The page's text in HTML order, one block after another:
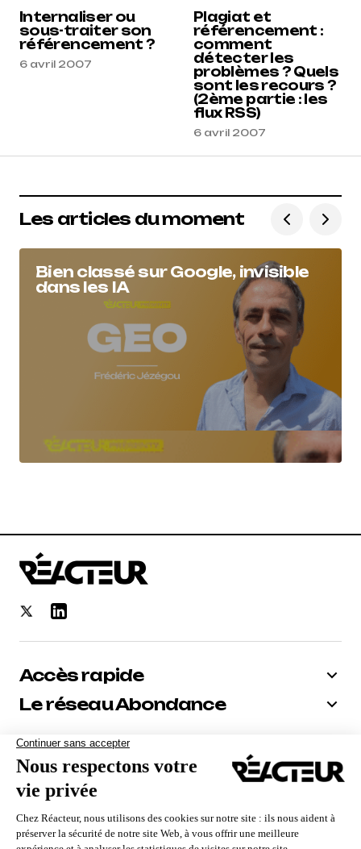
Internaliser ou
sous-traiter son
référencement ?
6 avril 2007
Plagiat et
référencement :
comment
détecter les
problèmes ? Quels
sont les recours ?
(2ème partie : les
flux RSS)
6 avril 2007
Les articles du moment
Bien classé sur Google, invisible
dans les IA
Accès rapide
Le réseau Abondance
Bénéficiez de -10% sur tous nos
abonnements
Recevoir le code
Nous utilisons des cookies pour vous garantir la meilleure